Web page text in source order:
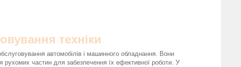
техніки
автомобілів і машинного обладнання. Вони
рухомих частин для забезпечення їх ефективної роботи. У